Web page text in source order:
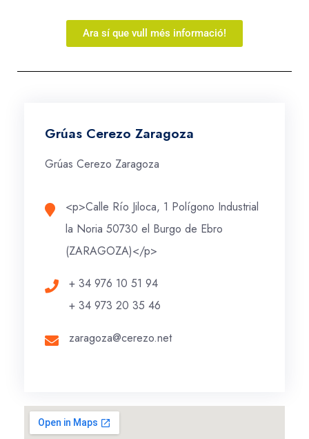
Ara sí que vull més informació!
Grúas Cerezo Zaragoza
Grúas Cerezo Zaragoza
<p>Calle Río Jiloca, 1 Polígono Industrial
la Noria 50730 el Burgo de Ebro
(ZARAGOZA)</p>
+ 34 976 10 51 94
+ 34 973 20 35 46
zaragoza@cerezo.net